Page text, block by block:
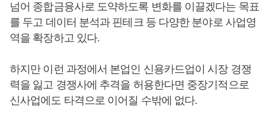
넘어 종합금융사로 도약하도록 변화를 이끌겠다는 목표
를 두고 데이터 분석과 핀테크 등 다양한 분야로 사업영
역을 확장하고 있다.
하지만 이런 과정에서 본업인 신용카드업이 시장 경쟁
력을 잃고 경쟁사에 추격을 허용한다면 중장기적으로
신사업에도 타격으로 이어질 수밖에 없다.